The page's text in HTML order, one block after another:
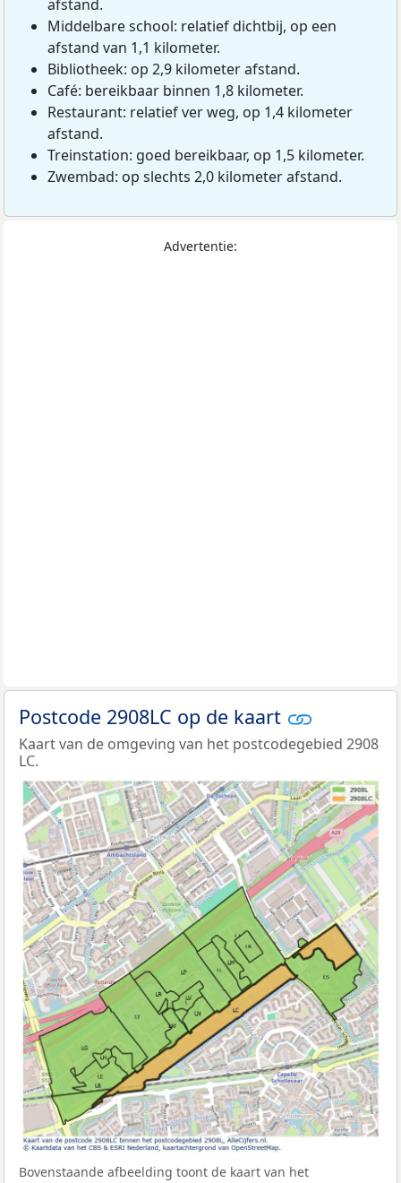
afstand.
Middelbare school: relatief dichtbij, op een
afstand van 1,1 kilometer.
Bibliotheek: op 2,9 kilometer afstand.
Café: bereikbaar binnen 1,8 kilometer.
Restaurant: relatief ver weg, op 1,4 kilometer
afstand.
Treinstation: goed bereikbaar, op 1,5 kilometer.
Zwembad: op slechts 2,0 kilometer afstand.
Advertentie:
Postcode 2908LC op de kaart
Kaart van de omgeving van het postcodegebied 2908
LC.
Bovenstaande afbeelding toont de kaart van het